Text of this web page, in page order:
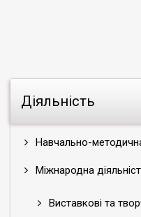
Діяльність
Навчально-
Міжнародна
Виставкові та